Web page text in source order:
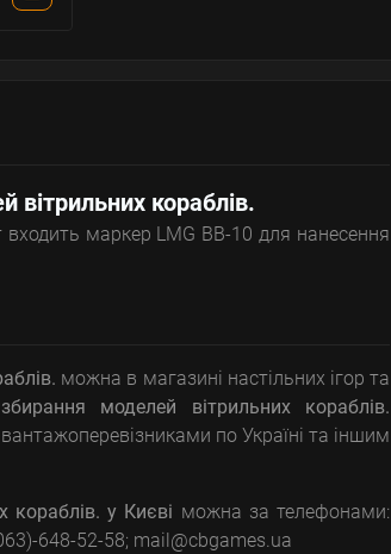
кораблів.
маркер LMG BB-10 для нанесення
можна в магазині настільних ігор та
моделей вітрильних кораблів.
по Україні та іншим
кораблів. у Києві можна за телефонами:
648-52-58; mail@cbgames.ua